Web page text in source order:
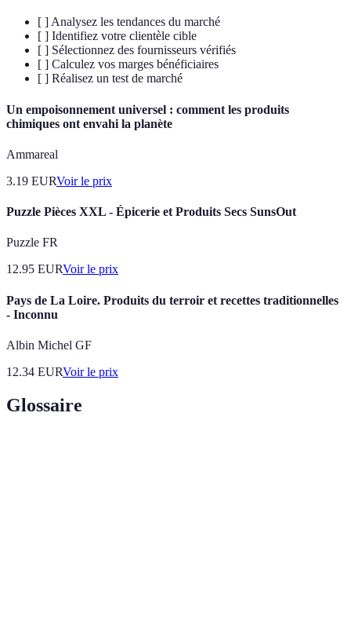
[ ] Analysez les tendances du marché
[ ] Identifiez votre clientèle cible
[ ] Sélectionnez des fournisseurs vérifiés
[ ] Calculez vos marges bénéficiaires
[ ] Réalisez un test de marché
Un empoisonnement universel : comment les produits
chimiques ont envahi la planète
Ammareal
3.19 EURVoir le prix
Puzzle Pièces XXL - Épicerie et Produits Secs SunsOut
Puzzle FR
12.95 EURVoir le prix
Pays de La Loire. Produits du terroir et recettes traditionnelles
- Inconnu
Albin Michel GF
12.34 EURVoir le prix
Glossaire